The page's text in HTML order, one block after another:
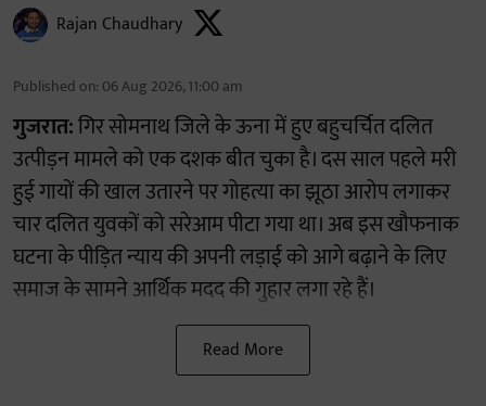
Rajan Chaudhary
Published on: 06 Aug 2026, 11:00 am
गुजरात:गिर सोमनाथ जिले के ऊना में हुए बहुचर्चित दलित
उत्पीड़न मामले को एक दशक बीत चुका है। दस साल पहले मरी
हुई गायों की खाल उतारने पर गोहत्या का झूठा आरोप लगाकर
चार दलित युवकों को सरेआम पीटा गया था। अब इस खौफनाक
घटना के पीड़ित न्याय की अपनी लड़ाई को आगे बढ़ाने के लिए
समाज के सामने आर्थिक मदद की गुहार लगा रहे हैं।
Read More